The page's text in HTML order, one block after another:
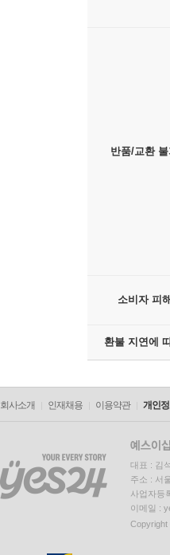
반품/교환
소비자 피
환불 지연에
회사소개 인재채용 이용약관 개인
대표 : 김
주소 : 서
사업자등
이메일 :
Copyright